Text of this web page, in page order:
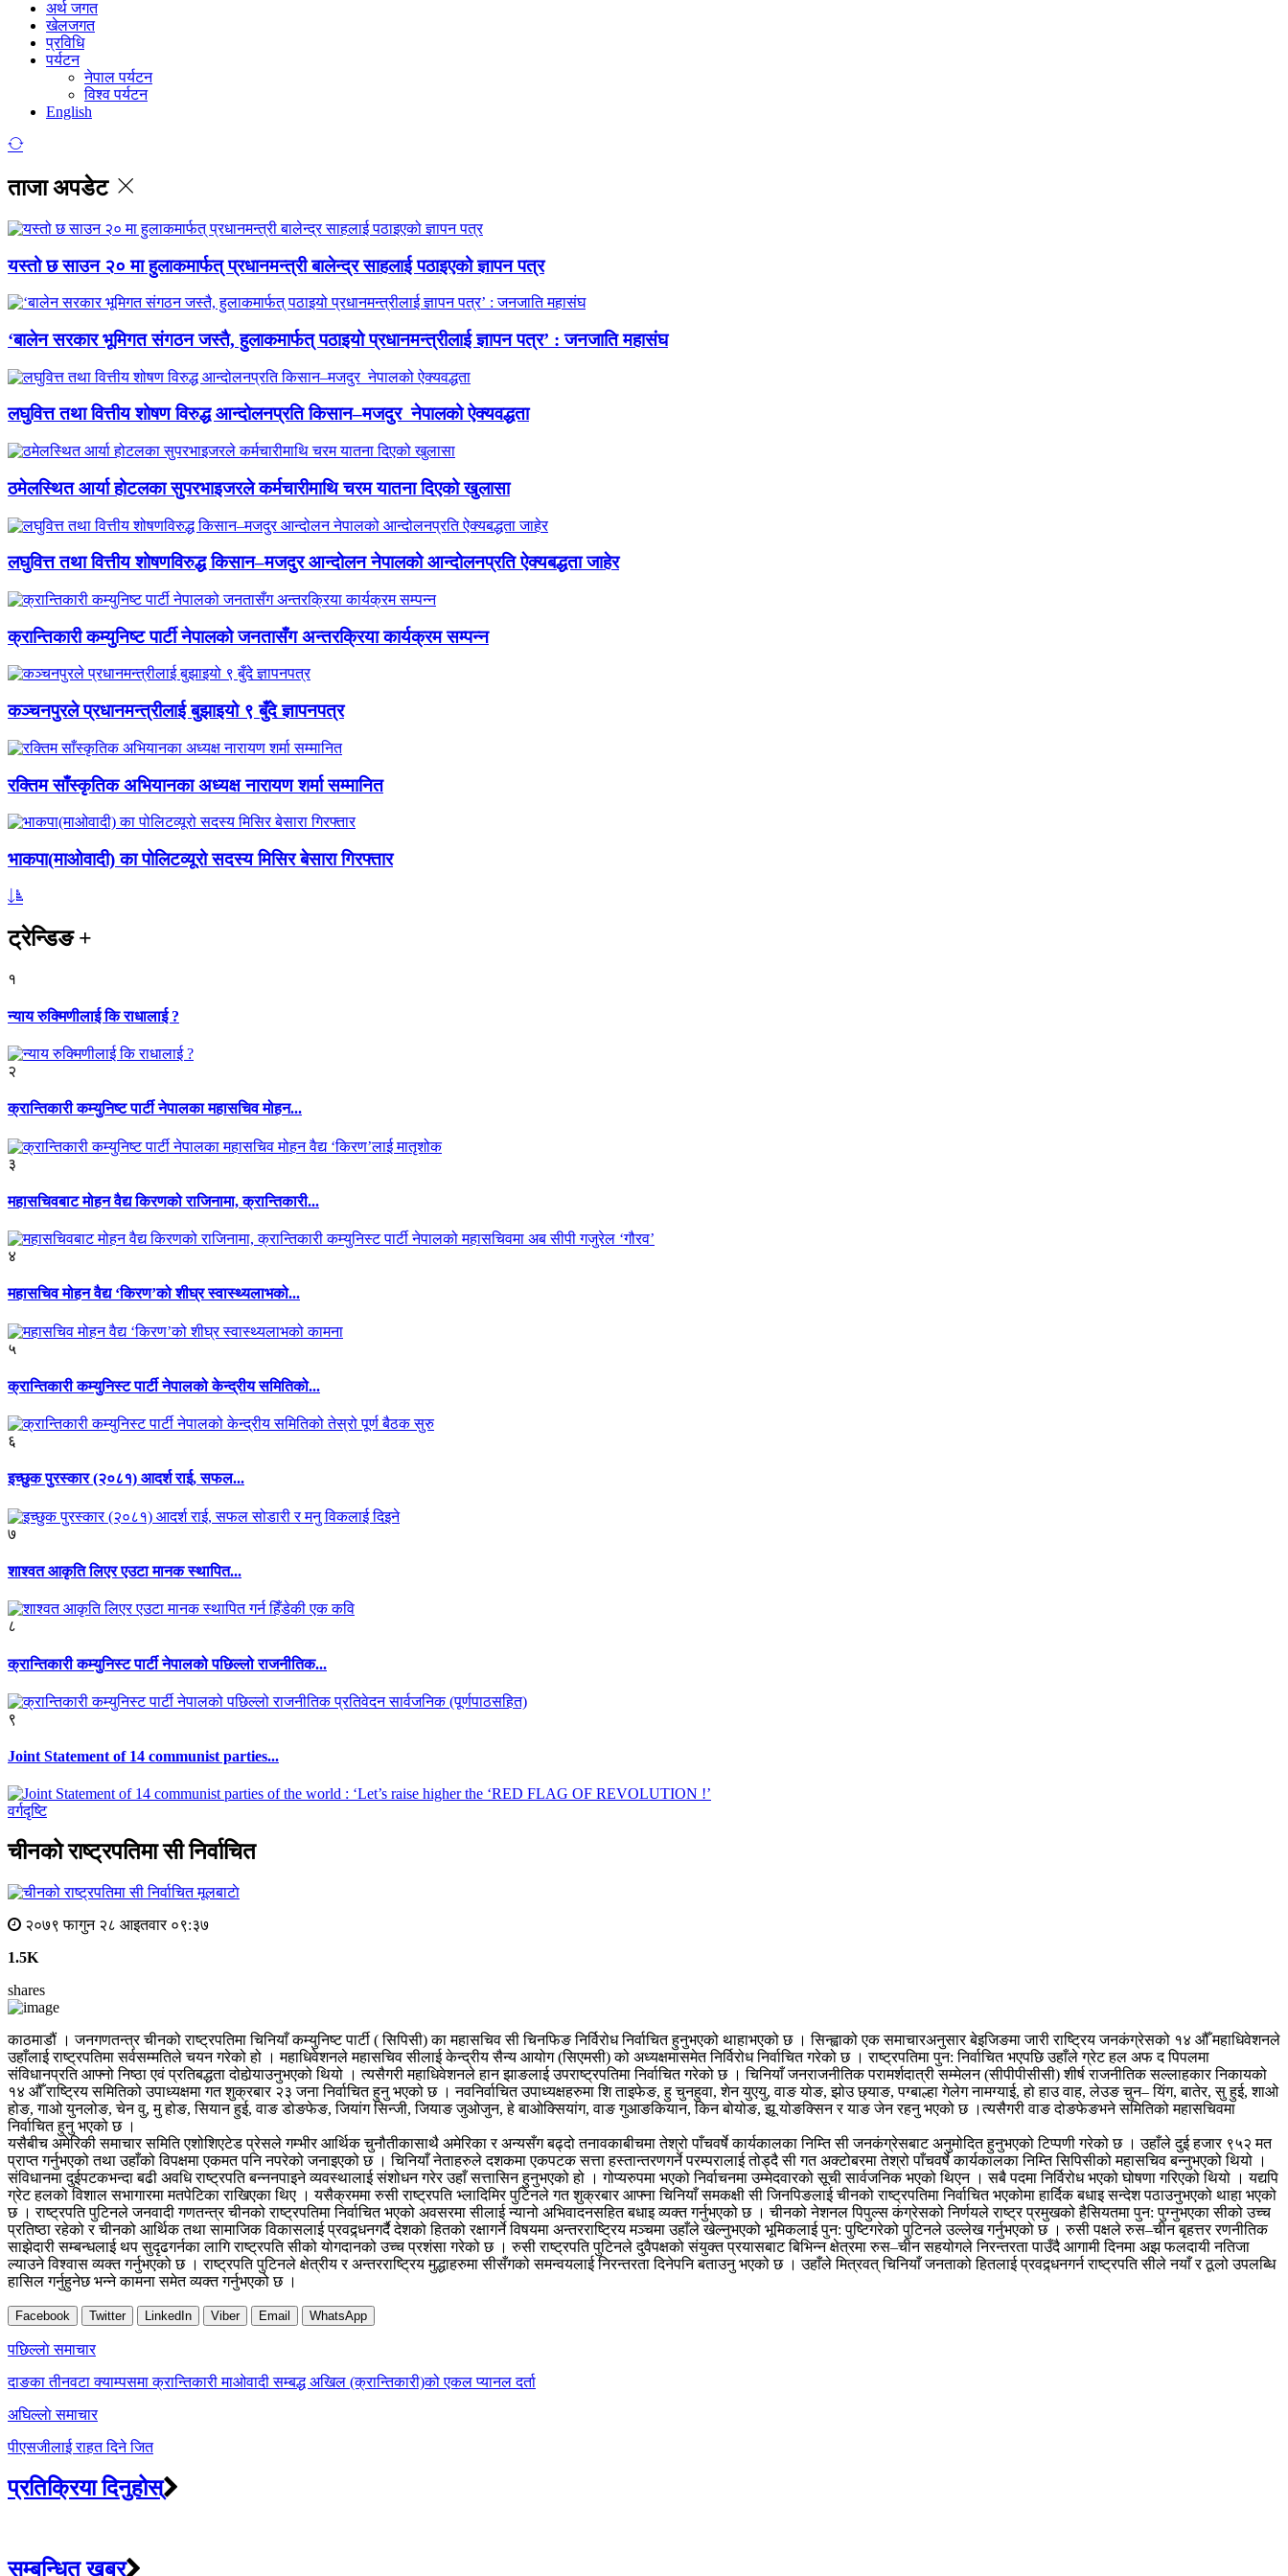
अर्थ जगत
खेलजगत
प्रविधि
पर्यटन
नेपाल पर्यटन
विश्व पर्यटन
English
ताजा अपडेट
यस्तो छ साउन २० मा हुलाकमार्फत् प्रधानमन्त्री बालेन्द्र साहलाई पठाइएको ज्ञापन पत्र
‘बालेन सरकार भूमिगत संगठन जस्तै, हुलाकमार्फत् पठाइयो प्रधानमन्त्रीलाई ज्ञापन पत्र’ : जनजाति महासंघ
लघुवित्त तथा वित्तीय शोषण विरुद्ध आन्दोलनप्रति किसान–मजदुर नेपालको ऐक्यवद्धता
ठमेलस्थित आर्या होटलका सुपरभाइजरले कर्मचारीमाथि चरम यातना दिएको खुलासा
लघुवित्त तथा वित्तीय शोषणविरुद्ध किसान–मजदुर आन्दोलन नेपालको आन्दोलनप्रति ऐक्यबद्धता जाहेर
क्रान्तिकारी कम्युनिष्ट पार्टी नेपालको जनतासँग अन्तरक्रिया कार्यक्रम सम्पन्न
कञ्चनपुरले प्रधानमन्त्रीलाई बुझाइयो ९ बुँदे ज्ञापनपत्र
रक्तिम साँस्कृतिक अभियानका अध्यक्ष नारायण शर्मा सम्मानित
भाकपा(माओवादी) का पोलिटव्यूरो सदस्य मिसिर बेसारा गिरफ्तार
ट्रेन्डिङ+
१
न्याय रुक्मिणीलाई कि राधालाई ?
२
क्रान्तिकारी कम्युनिष्ट पार्टी नेपालका महासचिव मोहन...
३
महासचिवबाट मोहन वैद्य किरणको राजिनामा, क्रान्तिकारी...
४
महासचिव मोहन वैद्य ‘किरण’को शीघ्र स्वास्थ्यलाभको...
५
क्रान्तिकारी कम्युनिस्ट पार्टी नेपालको केन्द्रीय समितिको...
६
इच्छुक पुरस्कार (२०८१) आदर्श राई, सफल...
७
शाश्वत आकृति लिएर एउटा मानक स्थापित...
८
क्रान्तिकारी कम्युनिस्ट पार्टी नेपालको पछिल्लो राजनीतिक...
९
Joint Statement of 14 communist parties...
वर्गदृष्टि
चीनको राष्ट्रपतिमा सी निर्वाचित
मूलबाटाे
२०७९ फागुन २८ आइतवार ०९:३७
1.5K
shares
काठमाडौं । जनगणतन्त्र चीनको राष्ट्रपतिमा चिनियाँ कम्युनिष्ट पार्टी ( सिपिसी) का महासचिव सी चिनफिङ निर्विरोध निर्वाचित हुनुभएको थाहाभएको छ । सिन्ह्वाको एक समाचारअनुसार बेइजिङमा जारी राष्ट्रिय जनकंग्रेसको १४ औँ महाधिवेशनले
उहाँलाई राष्ट्रपतिमा सर्वसम्मतिले चयन गरेको हो । महाधिवेशनले महासचिव सीलाई केन्द्रीय सैन्य आयोग (सिएमसी) को अध्यक्षमासमेत निर्विरोध निर्वाचित गरेको छ । राष्ट्रपतिमा पुन: निर्वाचित भएपछि उहाँले ग्रेट हल अफ द पिपलमा
संविधानप्रति आफ्नो निष्ठा एवं प्रतिबद्धता दोहोर्‍याउनुभएको थियो । त्यसैगरी महाधिवेशनले हान झाङलाई उपराष्ट्रपतिमा निर्वाचित गरेको छ । चिनियाँ जनराजनीतिक परामर्शदात्री सम्मेलन (सीपीपीसीसी) शीर्ष राजनीतिक सल्लाहकार निकायको
१४ औँ राष्ट्रिय समितिको उपाध्यक्षमा गत शुक्रबार २३ जना निर्वाचित हुनु भएको छ । नवनिर्वाचित उपाध्यक्षहरुमा शि ताइफेङ, हु चुनहुवा, शेन युएयु, वाङ योङ, झोउ छ्याङ, पग्बाल्हा गेलेग नामग्याई, हो हाउ वाह, लेउङ चुन– यिंग, बातेर, सु हुई, शाओ
होङ, गाओ युनलोङ, चेन वु, मु होङ, सियान हुई, वाङ डोङफेङ, जियांग सिन्जी, जियाङ जुओजुन, हे बाओक्सियांग, वाङ गुआङकियान, किन बोयोङ, झू योङक्सिन र याङ जेन रहनु भएको छ ।त्यसैगरी वाङ दोङफेङभने समितिको महासचिवमा
निर्वाचित हुनु भएको छ ।
यसैबीच अमेरिकी समाचार समिति एशोशिएटेड प्रेसले गम्भीर आर्थिक चुनौतीकासाथै अमेरिका र अन्यसँग बढ्दो तनावकाबीचमा तेश्रो पाँचवर्षे कार्यकालका निम्ति सी जनकंग्रेसबाट अनुमोदित हुनुभएको टिप्पणी गरेको छ । उहाँले दुई हजार ९५२ मत
प्राप्त गर्नुभएको तथा उहाँको विपक्षमा एकमत पनि नपरेको जनाइएको छ । चिनियाँ नेताहरुले दशकमा एकपटक सत्ता हस्तान्तरणगर्ने परम्परालाई तोड्दै सी गत अक्टोबरमा तेश्रो पाँचवर्षे कार्यकालका निम्ति सिपिसीको महासचिव बन्नुभएको थियो ।
संविधानमा दुईपटकभन्दा बढी अवधि राष्ट्रपति बन्ननपाइने व्यवस्थालाई संशोधन गरेर उहाँ सत्तासिन हुनुभएको हो । गोप्यरुपमा भएको निर्वाचनमा उम्मेदवारको सूची सार्वजनिक भएको थिएन । सबै पदमा निर्विरोध भएको घोषणा गरिएको थियो । यद्यपि
ग्रेट हलको विशाल सभागारमा मतपेटिका राखिएका थिए । यसैक्रममा रुसी राष्ट्रपति भ्लादिमिर पुटिनले गत शुक्रबार आफ्ना चिनियाँ समकक्षी सी जिनपिङलाई चीनको राष्ट्रपतिमा निर्वाचित भएकोमा हार्दिक बधाइ सन्देश पठाउनुभएको थाहा भएको
छ । राष्ट्रपति पुटिनले जनवादी गणतन्त्र चीनको राष्ट्रपतिमा निर्वाचित भएको अवसरमा सीलाई न्यानो अभिवादनसहित बधाइ व्यक्त गर्नुभएको छ । चीनको नेशनल पिपुल्स कंग्रेसको निर्णयले राष्ट्र प्रमुखको हैसियतमा पुन: पुग्नुभएका सीको उच्च
प्रतिष्ठा रहेको र चीनको आर्थिक तथा सामाजिक विकासलाई प्रवद्र्धनगर्दै देशको हितको रक्षागर्ने विषयमा अन्तरराष्ट्रिय मञ्चमा उहाँले खेल्नुभएको भूमिकलाई पुन: पुष्टिगरेको पुटिनले उल्लेख गर्नुभएको छ । रुसी पक्षले रुस–चीन बृहत्तर रणनीतिक
साझेदारी सम्बन्धलाई थप सुदृढगर्नका लागि राष्ट्रपति सीको योगदानको उच्च प्रशंसा गरेको छ । रुसी राष्ट्रपति पुटिनले दुवैपक्षको संयुक्त प्रयासबाट बिभिन्न क्षेत्रमा रुस–चीन सहयोगले निरन्तरता पाउँदै आगामी दिनमा अझ फलदायी नतिजा
ल्याउने विश्वास व्यक्त गर्नुभएको छ । राष्ट्रपति पुटिनले क्षेत्रीय र अन्तरराष्ट्रिय मुद्धाहरुमा सीसँगको समन्वयलाई निरन्तरता दिनेपनि बताउनु भएको छ । उहाँले मित्रवत् चिनियाँ जनताको हितलाई प्रवद्र्धनगर्न राष्ट्रपति सीले नयाँ र ठूलो उपलब्धि
हासिल गर्नुहुनेछ भन्ने कामना समेत व्यक्त गर्नुभएको छ ।
Facebook Twitter LinkedIn Viber Email WhatsApp
Post
navigation
पछिल्लाे समाचार
दाङका तीनवटा क्याम्पसमा क्रान्तिकारी माओवादी सम्बद्ध अखिल (क्रान्तिकारी)को एकल प्यानल दर्ता
अघिल्लाे समाचार
पीएसजीलाई राहत दिने जित
प्रतिक्रिया दिनुहोस्
सम्बन्धित खबर